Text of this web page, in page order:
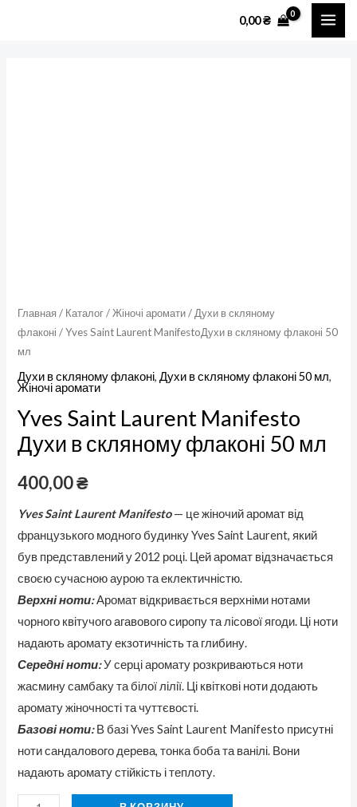
0,00₴
Главная / Каталог/Жіночі аромати/ Духи в скляному
флаконі / Yves Saint Laurent ManifestoДухи в скляному флаконі 50
мл
Духи в скляному флаконі,Духи в скляному флаконі 50 мл,
Жіночі аромати
Yves Saint Laurent Manifesto
Духи в скляному флаконі 50 мл
400,00₴
Yves Saint Laurent Manifesto— це жіночий аромат від
французького модного будинку Yves Saint Laurent, який
був представлений у 2012 році. Цей аромат відзначається
своєю сучасною аурою та еклектичністю.
Верхні ноти:Аромат відкривається верхніми нотами
чорного квітучого агавового сиропу та лісової ягоди. Ці ноти
надають аромату екзотичність та глибину.
Середні ноти:У серці аромату розкриваються ноти
жасмину самбаку та білої лілії. Ці квіткові ноти додають
аромату жіночності та чуттєвості.
Базові ноти:В базі Yves Saint Laurent Manifesto присутні
ноти сандалового дерева, тонка боба та ванілі. Вони
надають аромату стійкість і теплоту.